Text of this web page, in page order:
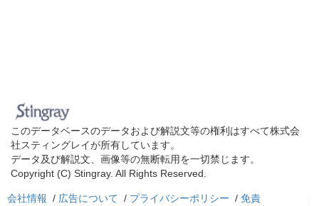
このデータベースのデータおよび解説文等の権利はすべて株式会
社スティングレイが所有しています。
データ及び解説文、画像等の無断転用を一切禁じます。
Copyright (C) Stingray. All Rights Reserved.
会社情報 / 広告について / プライバシーポリシー / 免責